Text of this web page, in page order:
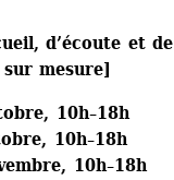
d’écoute et
mesure]
10h–18h
10h–18h
10h–18h